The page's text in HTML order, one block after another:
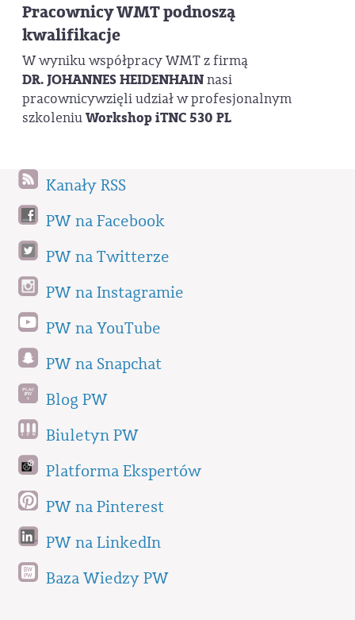
Pracownicy WMT podnoszą
kwalifikacje
W wyniku współpracy WMT z firmą
DR. JOHANNES HEIDENHAINnasi
pracownicywzięli udział w profesjonalnym
szkoleniuWorkshop iTNC 530 PL
Kanały RSS
PW na Facebook
PW na Twitterze
PW na Instagramie
PW na YouTube
PW na Snapchat
Blog PW
Biuletyn PW
Platforma Ekspertów
PW na Pinterest
PW na LinkedIn
Baza Wiedzy PW